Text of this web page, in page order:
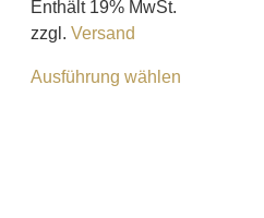
Enthält 19% MwSt.
zzgl. Versand
Ausführung wählen